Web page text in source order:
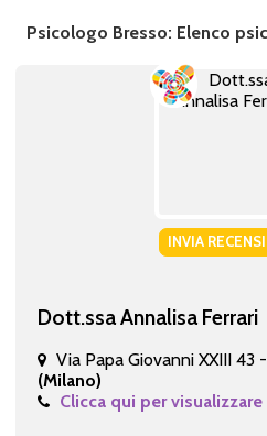
Psicologo Bresso: Elenco
INVIA
Dott.ssa Annalisa Ferrari
Via Papa Giovanni XXIII 43 -
(Milano)
Clicca qui per